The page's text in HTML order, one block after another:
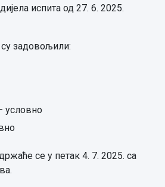
испита од 27. 6. 2025.
задовољили:
условно
се у петак 4. 7. 2025. са